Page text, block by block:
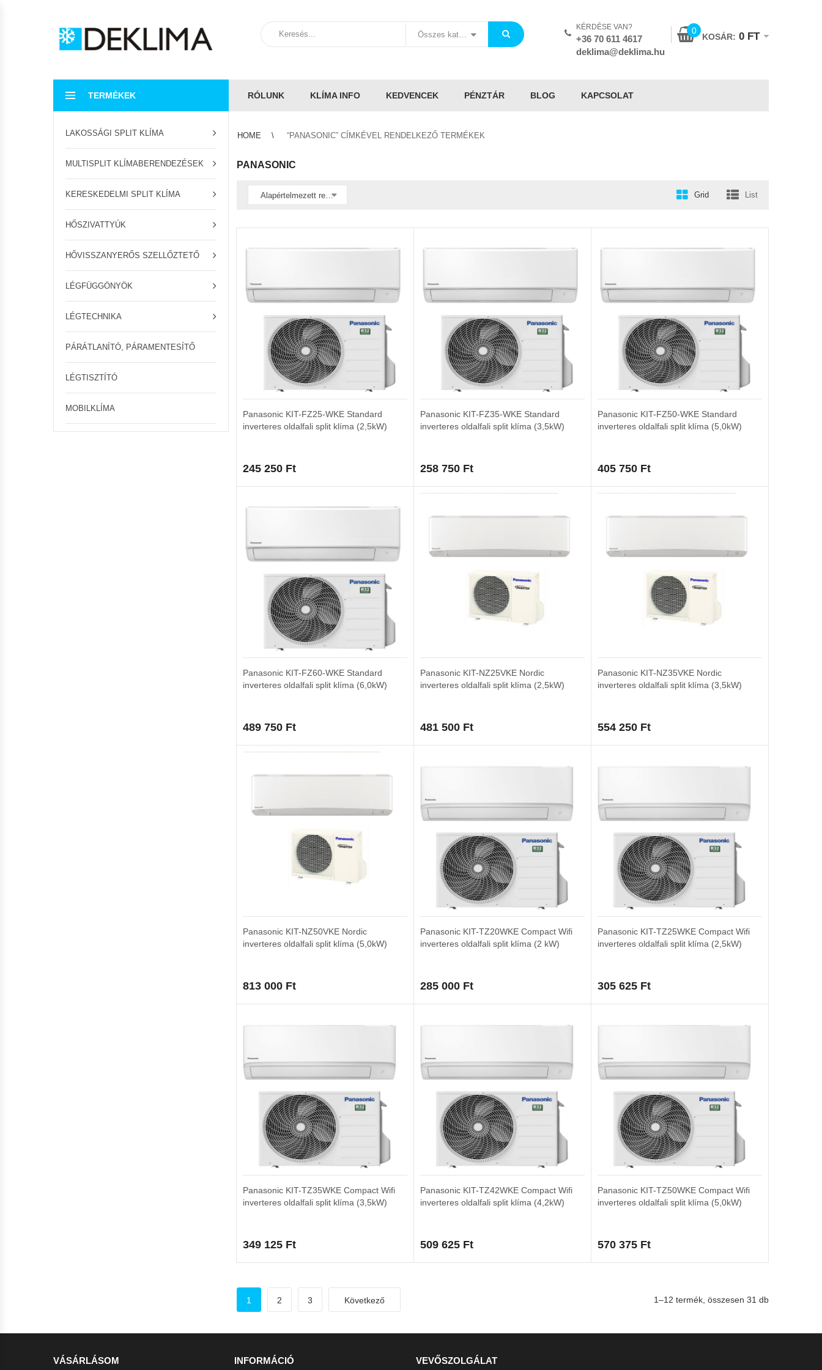
Összes kategória
KÉRDÉSE VAN?
+36 70 611 4617
deklima@deklima.hu
0
KOSÁR: 0 FT
TERMÉKEK
LAKOSSÁGI SPLIT KLÍMA
MULTISPLIT KLÍMABERENDEZÉSEK
KERESKEDELMI SPLIT KLÍMA
HŐSZIVATTYÚK
HŐVISSZANYERŐS SZELLŐZTETŐ
LÉGFÜGGÖNYÖK
LÉGTECHNIKA
PÁRÁTLANÍTÓ, PÁRAMENTESÍTŐ
LÉGTISZTÍTÓ
MOBILKLÍMA
RÓLUNK KLÍMA INFO KEDVENCEK PÉNZTÁR BLOG KAPCSOLAT
HOME “PANASONIC” CÍMKÉVEL RENDELKEZŐ TERMÉKEK
PANASONIC
Alapértelmezett rendezés Grid List
Panasonic KIT-FZ25-WKE Standard
inverteres oldalfali split klíma (2,5kW)
245 250 Ft
Panasonic KIT-FZ35-WKE Standard
inverteres oldalfali split klíma (3,5kW)
258 750 Ft
Panasonic KIT-FZ50-WKE Standard
inverteres oldalfali split klíma (5,0kW)
405 750 Ft
Panasonic KIT-FZ60-WKE Standard
inverteres oldalfali split klíma (6,0kW)
489 750 Ft
Panasonic KIT-NZ25VKE Nordic
inverteres oldalfali split klíma (2,5kW)
481 500 Ft
Panasonic KIT-NZ35VKE Nordic
inverteres oldalfali split klíma (3,5kW)
554 250 Ft
Panasonic KIT-NZ50VKE Nordic
inverteres oldalfali split klíma (5,0kW)
813 000 Ft
Panasonic KIT-TZ20WKE Compact Wifi
inverteres oldalfali split klíma (2 kW)
285 000 Ft
Panasonic KIT-TZ25WKE Compact Wifi
inverteres oldalfali split klíma (2,5kW)
305 625 Ft
Panasonic KIT-TZ35WKE Compact Wifi
inverteres oldalfali split klíma (3,5kW)
349 125 Ft
Panasonic KIT-TZ42WKE Compact Wifi
inverteres oldalfali split klíma (4,2kW)
509 625 Ft
Panasonic KIT-TZ50WKE Compact Wifi
inverteres oldalfali split klíma (5,0kW)
570 375 Ft
1 2 3 Következő 1–12 termék, összesen 31 db
VÁSÁRLÁSOM INFORMÁCIÓ VEVŐSZOLGÁLAT